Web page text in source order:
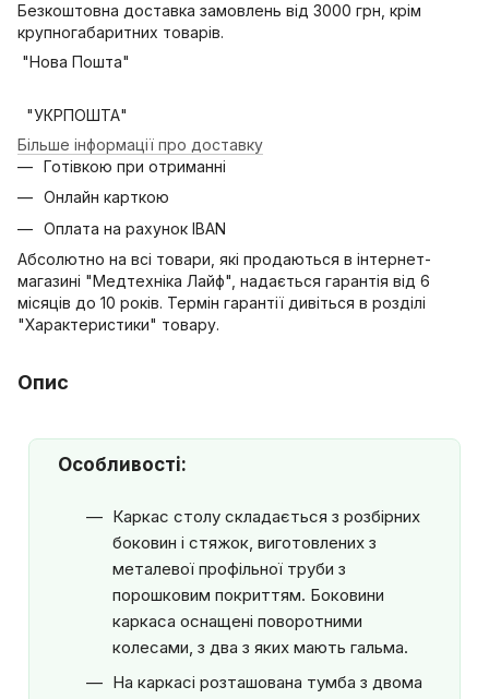
Безкоштовна доставка замовлень від 3000 грн, крім
крупногабаритних товарів.
"Нова Пошта"
"УКРПОШТА"
Більше інформації про доставку
Готівкою при отриманні
Онлайн карткою
Оплата на рахунок IBAN
Абсолютно на всі товари, які продаються в інтернет-
магазині "Медтехніка Лайф", надається гарантія від 6
місяців до 10 років. Термін гарантії дивіться в розділі
"Характеристики" товару.
Опис
Особливості:
Каркас столу складається з розбірних
боковин і стяжок, виготовлених з
металевої профільної труби з
порошковим покриттям. Боковини
каркаса оснащені поворотними
колесами, з два з яких мають гальма.
На каркасі розташована тумба з двома